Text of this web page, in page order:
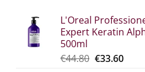
L'Oreal
Expert Keratin
500ml
€44.80 Original
€33.60Η